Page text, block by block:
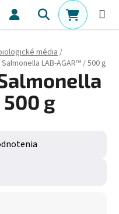
Hľadať
média/
LAB-AGAR™ / 500 g
g
0,0 z 5 hviezdičiek.